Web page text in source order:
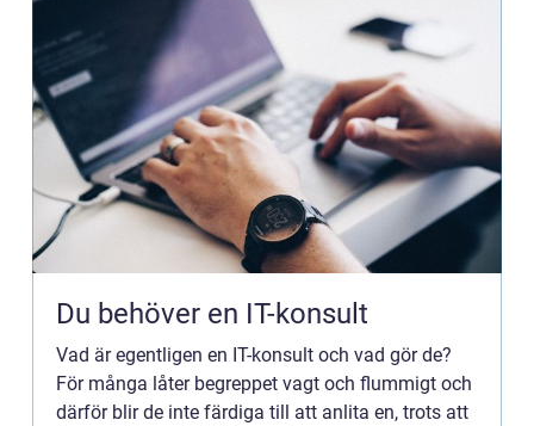
Du behöver en IT-konsult
Vad är egentligen en IT-konsult och vad gör de?
För många låter begreppet vagt och flummigt och
därför blir de inte färdiga till att anlita en, trots att